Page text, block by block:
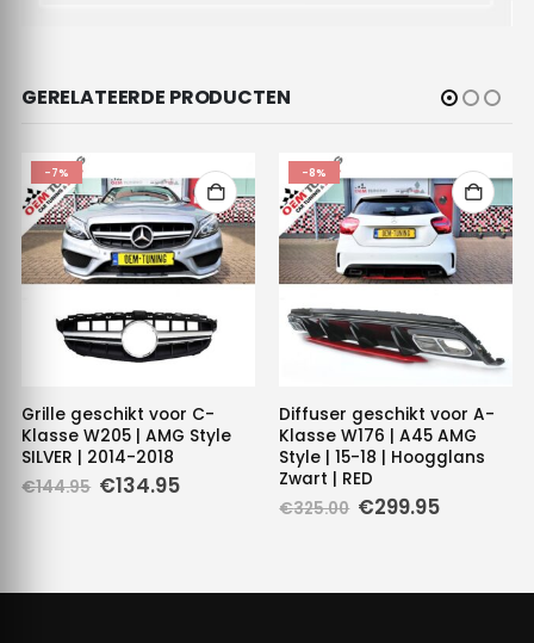
GERELATEERDE PRODUCTEN
-7%
Grille geschikt voor C-
Klasse W205 | AMG Style
SILVER | 2014-2018
€144.95 Oorspronkelijke
€134.95Huidige
-8%
Diffuser geschikt voor A-
Klasse W176 | A45 AMG
Style | 15-18 | Hoogglans
Zwart | RED
€325.00 Oorspronkelijke
€299.95Huidige